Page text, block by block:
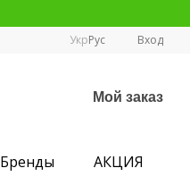
УкрРус Вход
Мой заказ
Бренды АКЦИЯ